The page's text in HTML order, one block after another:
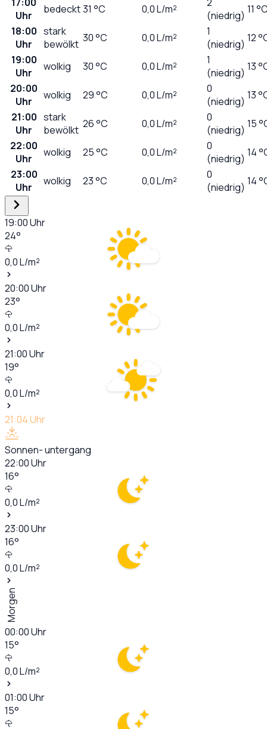
Uhr
bedeckt31 °C 0,0L/m²
(niedrig) 11
18:00
Uhr
stark
bewölkt 30°C 0,0L/m²
1
(niedrig) 12
19:00
Uhr
wolkig 30°C 0,0L/m²
1
(niedrig) 13
20:00
Uhr
wolkig 29°C 0,0L/m²
0
(niedrig) 13
21:00
Uhr
stark
bewölkt 26°C 0,0L/m²
0
(niedrig) 15
22:00
Uhr
wolkig 25°C 0,0L/m²
0
(niedrig) 14
23:00
Uhr
wolkig 23°C 0,0L/m²
0
(niedrig) 14
19:00Uhr
24°
0,0L/m²
20:00Uhr
23°
0,0L/m²
21:00Uhr
19°
0,0L/m²
21:04Uhr
Sonnen- untergang
22:00Uhr
16°
0,0L/m²
23:00Uhr
16°
0,0L/m²
Morgen
00:00Uhr
15°
0,0L/m²
01:00Uhr
15°